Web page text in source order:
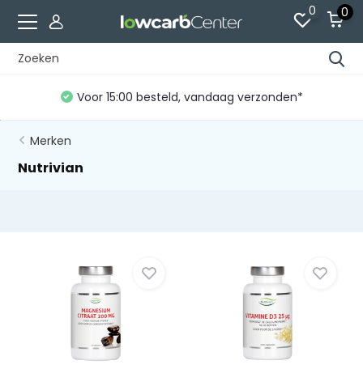
0 0
Voor 15:00 besteld, vandaag verzonden*
Merken
Nutrivian